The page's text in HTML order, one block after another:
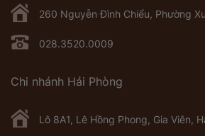
260 Nguyễn Đình Chiểu, Phường
028.3520.0009
Chi nhánh Hải Phòng
Lô 8A1, Lê Hồng Phong, Gia Viên,